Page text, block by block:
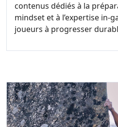
contenus dédiés à la
mindset et à l’expertise in-
joueurs à progresser